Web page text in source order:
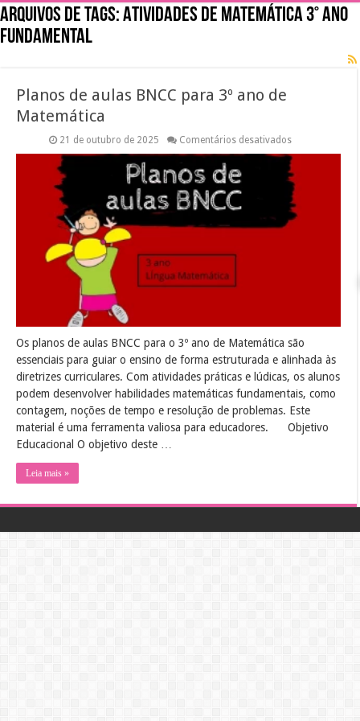
Arquivos de tags:Atividades de matemática 3° ano
fundamental
Planos de aulas BNCC para 3º ano de
Matemática
21 de outubro de 2025 Comentários desativadosem
de
aulas
BNCC
para
3º
ano
Os planos de aulas BNCC para o 3º ano de Matemática são
essenciais para guiar o ensino de forma estruturada e alinhada às
diretrizes curriculares. Com atividades práticas e lúdicas, os alunos
podem desenvolver habilidades matemáticas fundamentais, como
contagem, noções de tempo e resolução de problemas. Este
material é uma ferramenta valiosa para educadores.
Objetivo
Educacional O objetivo deste …
Leia mais »